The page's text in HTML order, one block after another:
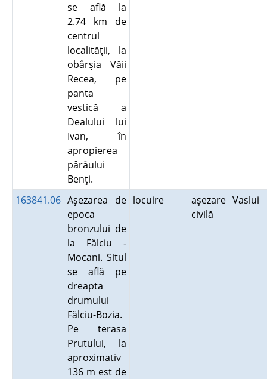
se află la
2.74 km de
centrul
localităţii, la
obârşia Văii
Recea, pe
panta
vestică a
Dealului lui
Ivan, în
apropierea
pârâului
Benţi.
163841.06 Aşezarea de
epoca
bronzului de
la Fălciu -
Mocani. Situl
se află pe
dreapta
drumului
Fălciu-Bozia.
Pe terasa
Prutului, la
aproximativ
136 m est de
locuire
aşezare
civilă
Vaslui